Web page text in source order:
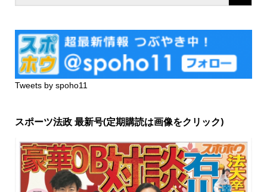
Tweets by spoho11
スポーツ法政 最新号(定期購読は画像をクリック)